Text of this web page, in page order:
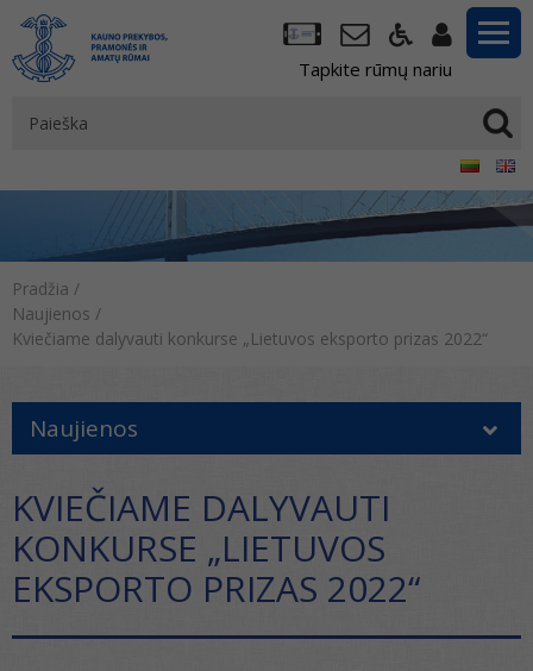
Tapkite rūmų nariu
Pradžia /
Naujienos /
Kviečiame dalyvauti konkurse „Lietuvos eksporto prizas 2022“
Naujienos
KVIEČIAME DALYVAUTI
KONKURSE „LIETUVOS
EKSPORTO PRIZAS 2022“